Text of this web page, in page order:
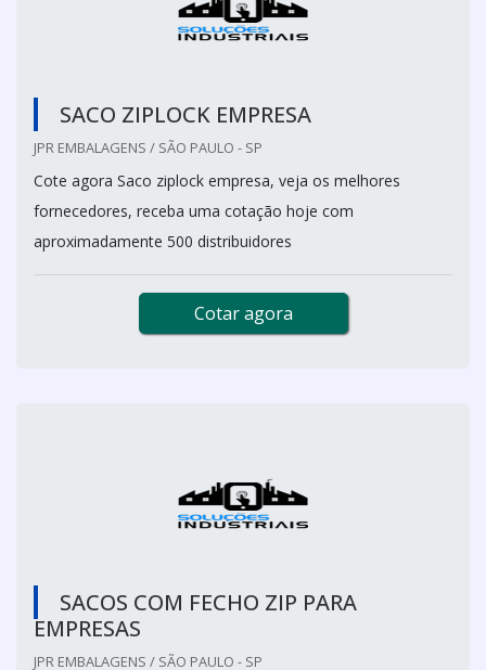
SACO ZIPLOCK EMPRESA
JPR EMBALAGENS / SÃO PAULO - SP
Cote agora Saco ziplock empresa, veja os melhores
fornecedores, receba uma cotação hoje com
aproximadamente 500 distribuidores
Cotar agora
SACOS COM FECHO ZIP PARA
EMPRESAS
JPR EMBALAGENS / SÃO PAULO - SP